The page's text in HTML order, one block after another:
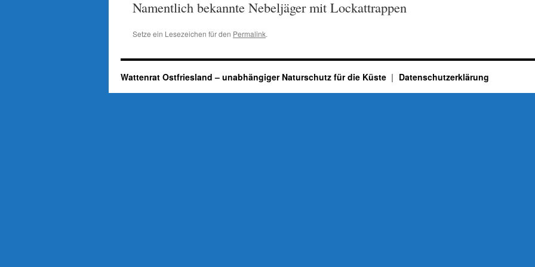
Namentlich bekannte Nebeljäger mit Lockattrappen
Setze ein Lesezeichen für den Permalink.
Wattenrat Ostfriesland – unabhängiger Naturschutz für die Küste Datenschutzerklärung